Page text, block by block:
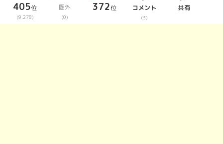
405位
(9,278)
圏外
(0)
372位 コメント
(3)
共有